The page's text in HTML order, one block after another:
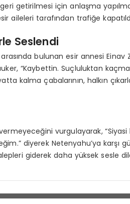
geri getirilmesi için anlaşma
aileleri tarafından trafiğe
Seslendi
bulunan esir annesi Einav
“Kaybettin. Suçluluktan
kalma çabalarının, halkın
vurgulayarak,
diyerek Netenyahu’ya karşı
giderek daha yüksek sesle